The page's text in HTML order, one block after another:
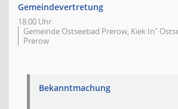
Gemeindevertretung
18:00 Uhr
Gemeinde Ostseebad Prerow, Kiek In"
Prerow
Bekanntmachung